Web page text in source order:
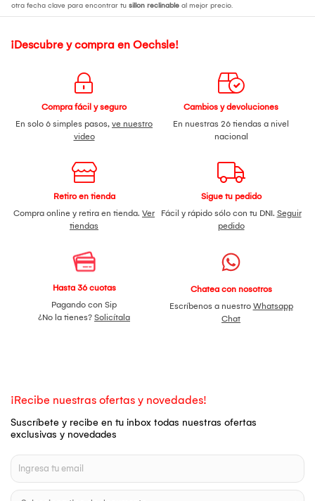
otra fecha clave para encontrar tu sillon reclinable al mejor precio.
¡Descubre y compra en Oechsle!
Compra fácil y seguro
En solo 6 simples pasos, ve nuestro
video
Cambios y devoluciones
En nuestras 26 tiendas a nivel
nacional
Retiro en tienda
Compra online y retira en tienda. Ver
tiendas
Sigue tu pedido
Fácil y rápido sólo con tu DNI. Seguir
pedido
Hasta 36 cuotas
Pagando con Sip
¿No la tienes? Solicítala
Chatea con nosotros
Escríbenos a nuestro Whatsapp
Chat
¡Recibe nuestras ofertas y novedades!
Suscríbete y recibe en tu inbox todas nuestras ofertas
exclusivas y novedades